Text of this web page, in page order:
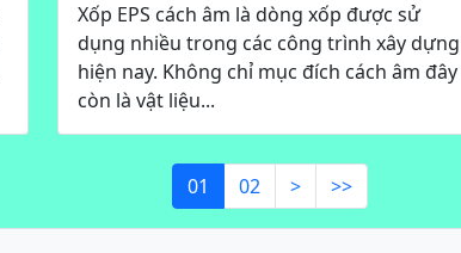
Xốp EPS cách âm là dòng xốp được sử
dụng nhiều trong các công trình xây dựng
hiện nay. Không chỉ mục đích cách âm đây
còn là vật liệu...
01 02 > >>